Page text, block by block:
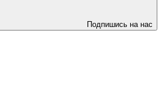
Подпишись на нас